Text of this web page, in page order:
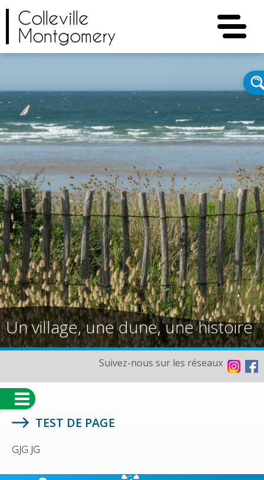
Colleville
Montgomery
Un village, une dune, une histoire
Suivez-nous sur les réseaux
TEST DE PAGE
GJG JG